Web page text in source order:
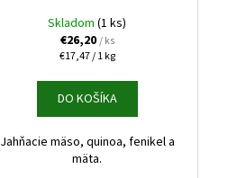
Skladom(1 ks)
€26,20/ ks
Jednotková
€17,47 / 1 kg
DO KOŠÍKA
Jahňacie mäso, quinoa, fenikel a
mäta.